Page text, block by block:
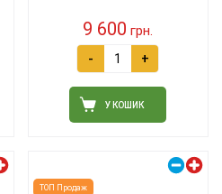
9 600 грн.
- +
У КОШИК
ТОП Продаж